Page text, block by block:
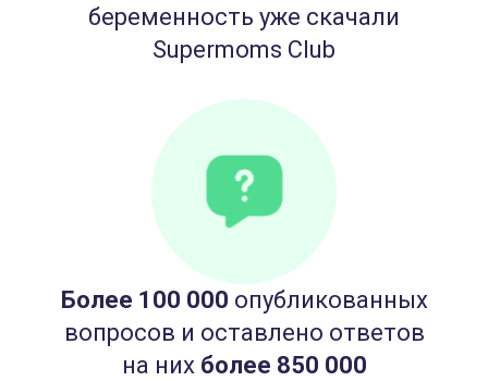
беременность уже скачали
Supermoms Club
Более 100 000 опубликованных
вопросов и оставлено ответов
на них более 850 000